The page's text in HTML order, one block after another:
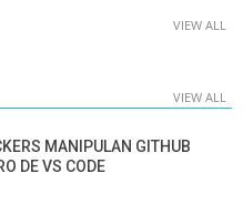
VIEW ALL
VIEW ALL
MANIPULAN GITHUB
DE VS CODE